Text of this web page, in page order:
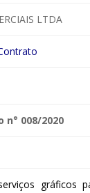
LTDA
008/2020
gráficos